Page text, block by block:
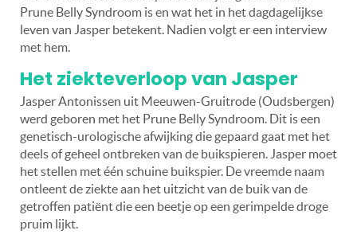
Prune Belly Syndroom is en wat het in het dagdagelijkse
leven van Jasper betekent. Nadien volgt er een interview
met hem.
Het ziekteverloop van Jasper
Jasper Antonissen uit Meeuwen-Gruitrode (Oudsbergen)
werd geboren met het Prune Belly Syndroom. Dit is een
genetisch-urologische afwijking die gepaard gaat met het
deels of geheel ontbreken van de buikspieren. Jasper moet
het stellen met één schuine buikspier. De vreemde naam
ontleent de ziekte aan het uitzicht van de buik van de
getroffen patiënt die een beetje op een gerimpelde droge
pruim lijkt.